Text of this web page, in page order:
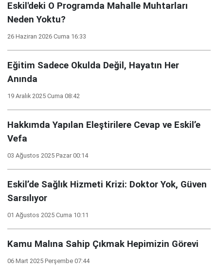
Eskil'deki O Programda Mahalle Muhtarları
Neden Yoktu?
26 Haziran 2026 Cuma 16:33
Eğitim Sadece Okulda Değil, Hayatın Her
Anında
19 Aralık 2025 Cuma 08:42
Hakkımda Yapılan Eleştirilere Cevap ve Eskil’e
Vefa
03 Ağustos 2025 Pazar 00:14
Eskil’de Sağlık Hizmeti Krizi: Doktor Yok, Güven
Sarsılıyor
01 Ağustos 2025 Cuma 10:11
Kamu Malına Sahip Çıkmak Hepimizin Görevi
06 Mart 2025 Perşembe 07:44